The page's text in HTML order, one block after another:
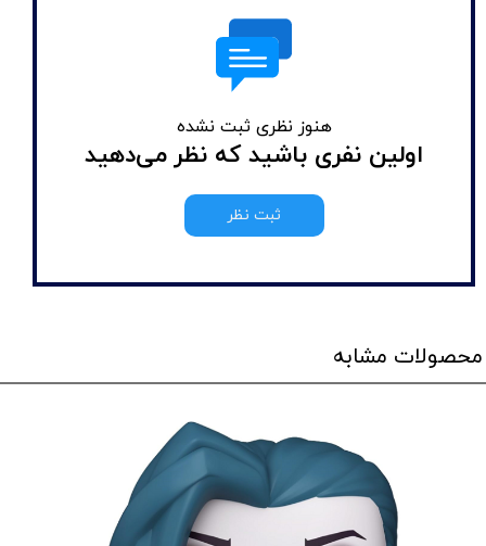
هنوز نظری ثبت نشده
اولین نفری باشید که نظر می‌دهید
ثبت نظر
محصولات مشابه